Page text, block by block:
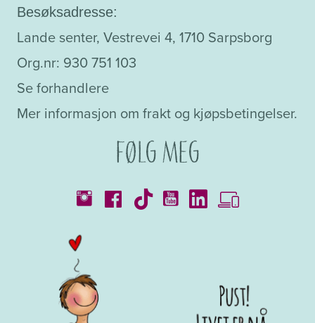
Besøksadresse:
Lande senter, Vestrevei 4, 1710 Sarpsborg
Org.nr: 930 751 103
Se forhandlere
Mer informasjon om frakt og kjøpsbetingelser.
Følg meg
Kataloger